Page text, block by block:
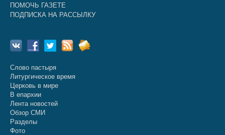
ПОМОЧЬ ГАЗЕТЕ
ПОДПИСКА НА РАССЫЛКУ
Слово пастыря
Литургическое время
Церковь в мире
В епархии
Лента новостей
Обзор СМИ
Разделы
Фото